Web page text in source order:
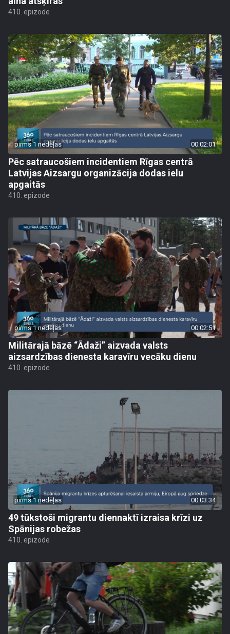
410. epizode
pirms 1 nedēļas 00:02:01
Pēc satraucošiem incidentiem Rīgas centrā
Latvijas Aizsargu organizācija dodas ielu
apgaitās
410. epizode
pirms 1 nedēļas 00:02:51
Militārajā bāzē “Ādaži” aizvada valsts
aizsardzības dienesta karavīru vecāku dienu
410. epizode
pirms 1 nedēļas 00:03:34
49 tūkstoši migrantu diennaktī izraisa krīzi uz
Spānijas robežas
410. epizode